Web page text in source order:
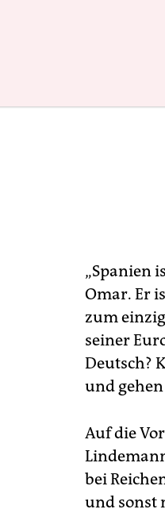
„Spanien
Omar. Er
zum
seiner
Deutsch?
und
Auf die
bei
und sonst